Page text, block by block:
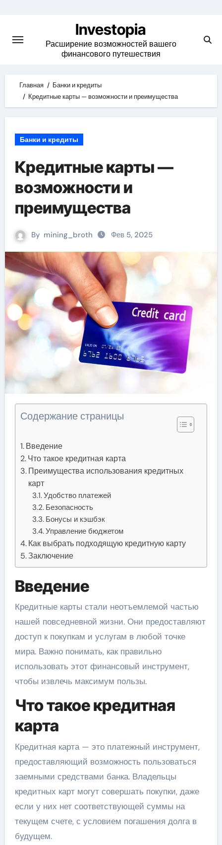
content
Investopia
Расширение возможностей вашего
финансового путешествия
Главная
Банки и кредиты
Кредитные карты — возможности и преимущества
Банки и кредиты
Кредитные карты —
возможности и
преимущества
By mining_broth Фев 5, 2025
Содержание страницы
Введение
Что такое кредитная карта
Преимущества использования кредитных
карт
Удобство платежей
Безопасность
Бонусы и кэшбэк
Управление бюджетом
Как выбрать подходящую кредитную карту
Заключение
Введение
Кредитные карты стали неотъемлемой частью
нашей повседневной жизни. Они предоставляют
доступ к покупкам и услугам в любой точке
мира. Важно понимать, как правильно
использовать этот финансовый инструмент,
чтобы извлечь максимум пользы.
Что такое кредитная
карта
Кредитная карта — это платежный инструмент,
предоставляющий возможность пользоваться
заемными средствами банка. Владельцы
кредитных карт могут совершать покупки, даже
если у них нет соответствующей суммы на
текущем счете, с условием погашения долга в
будущем.